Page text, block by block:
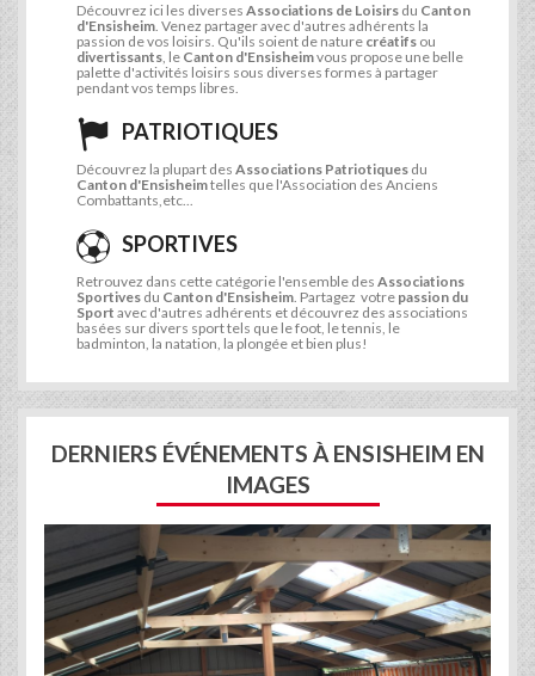
Découvrez ici les diverses Associations de Loisirs du Canton
d'Ensisheim. Venez partager avec d'autres adhérents la
passion de vos loisirs. Qu'ils soient de nature créatifs ou
divertissants, le Canton d'Ensisheimvous propose une belle
palette d'activités loisirs sous diverses formes à partager
pendant vos temps libres.
PATRIOTIQUES
Découvrez la plupart des Associations Patriotiques du
Canton d'Ensisheimtelles que l'Association des Anciens
Combattants,etc...
SPORTIVES
Retrouvez dans cette catégorie l'ensemble des Associations
Sportives du Canton d'Ensisheim. Partagez votre passion du
Sport avec d'autres adhérents et découvrez des associations
basées sur divers sport tels que le foot, le tennis, le
badminton, la natation, la plongée et bien plus!
DERNIERS ÉVÉNEMENTS À ENSISHEIM EN
IMAGES